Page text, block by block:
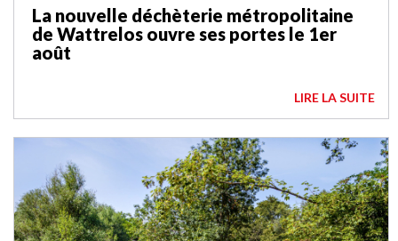
La nouvelle déchèterie métropolitaine
de Wattrelos ouvre ses portes le 1er
août
LIRE LA SUITE